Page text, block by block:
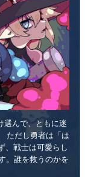
選んで、ともに迷
ただし勇者は「は
、戦士は可愛らし
。誰を救うのかを